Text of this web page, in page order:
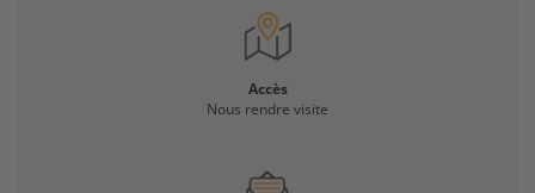
Accès
Nous rendre visite